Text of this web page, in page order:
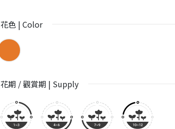
花色 | Color
花期 / 觀賞期 | Supply